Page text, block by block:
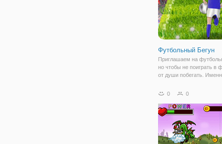
Футбольный Бегун
Приглашаем на
но чтобы не поиграть в
от души побегать.
геймеру, в онлайн игре
управлять персонажем в
футбольной экипировке,
0 0